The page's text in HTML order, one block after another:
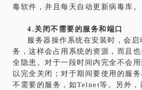
毒软件，并且每天自动更新病毒库。
4.关闭不需要的服务和端口
服务器操作系统在安装时，会
务，这样会占用系统的资源，而且
全隐患。对于一段时间内完全不会
以完全关闭；对于期间要使用的服
不需要的服务，如Telnet等。另外，